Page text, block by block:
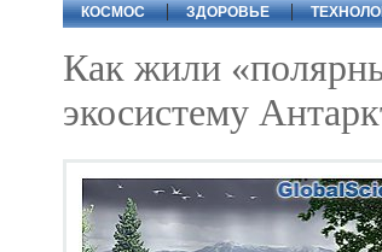
КОСМОС
ЗДОРОВЬЕ
Как жили
экосистему